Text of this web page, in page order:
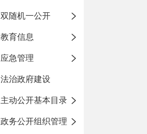
双随机一公开
教育信息
应急管理
法治政府建设
主动公开基本目录
政务公开组织管理